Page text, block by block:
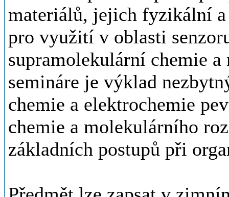
materiálů, jejich fyzikální
pro využití v oblasti
supramolekulární chemie
semináre je výklad
chemie a elektrochemie
chemie a molekulárního
základních postupů při